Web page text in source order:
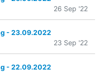
26 Sep '22
- 23.09.2022
23 Sep '22
- 22.09.2022